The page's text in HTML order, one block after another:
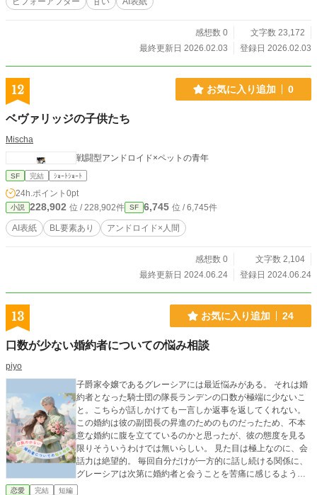
感想数 0
文字数 23,172
最終更新日 2026.02.03
登録日 2026.02.03
12 お気に入り追加 0
ベヴァリッジの子供たち
Mischa
戦闘型アンドロイド×ペットの青年
SF 完結 ｼｮｰﾄｼｮｰﾄ
24h.ポイント 0pt
小説 228,902 位 / 228,902件 SF 6,745 位 / 6,745件
AI表紙 BL要素あり アンドロイド×人間
感想数 0
文字数 2,104
最終更新日 2024.06.24
登録日 2024.06.24
13 お気に入り追加 24
口数が少ない婚約者についての悩み相談
piyo
子爵家令嬢であるグレーシアには最近悩みがある。 それは婚
約者となった騎士団の隊長ランデンの口数が極端に少ないこ
と。こちらが話しかけても一言しか返事を返してくれない。
この婚約は彼の副団長の昇進のためのものだったため、不本
意な婚約に腹を立てているのかと思ったが、彼の態度を見る
限りそういうわけでは無いらしい。 見た目は極上なのに、会
話力は絶望的。 毎回自分だけが一方的に話し続ける関係に、
グレーシアは次第に婚約者と会うことを苦痛に感じるように
なっていった。 彼から相槌以外の会話を引き出すにはどうし
恋愛 完結 短編